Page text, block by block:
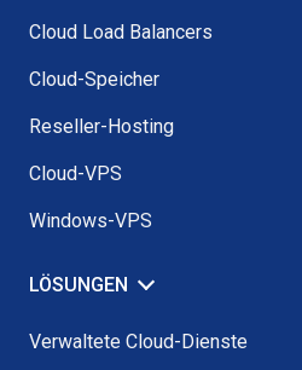
Cloud Load Balancers
Cloud-Speicher
Reseller-Hosting
Cloud-VPS
Windows-VPS
LÖSUNGEN
Verwaltete Cloud-Dienste